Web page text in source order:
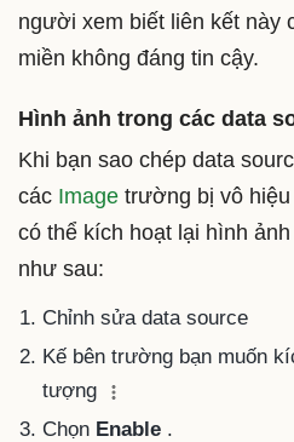
người xem biết liên kết này
miền không đáng tin cậy.
Hình ảnh trong các data
Khi bạn sao chép data
các Image trường bị vô
có thể kích hoạt lại hình
như sau:
Chỉnh sửa data source
Kế bên trường bạn muốn
tượng
Chọn Enable .